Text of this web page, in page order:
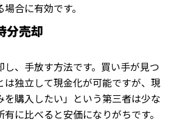
合に有効です。
分売却
し、手放す方法です。買い手が見つ
は独立して現金化が可能ですが、現
を購入したい」という第三者は少な
に比べると安価になりがちです。